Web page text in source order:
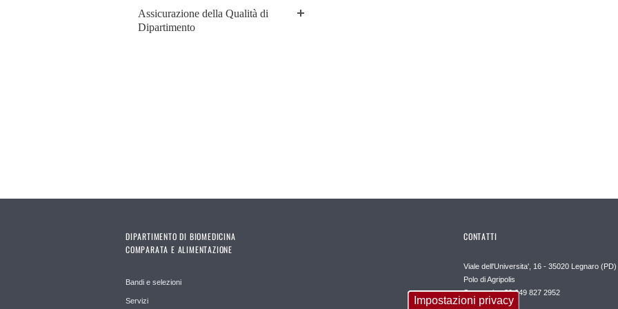
Assicurazione della Qualità di
Dipartimento
DIPARTIMENTO DI BIOMEDICINA
COMPARATA E ALIMENTAZIONE
Bandi e selezioni
Servizi
CONTATTI
Viale dell'Universita', 16 - 35020 Legnaro (PD)
Polo di Agripolis
Segreteria +39 049 827 2952
Impostazioni privacy